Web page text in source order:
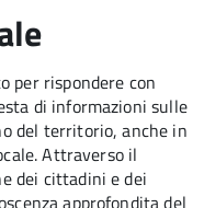
per rispondere con
di informazioni sulle
del territorio, anche in
Attraverso il
dei cittadini e dei
approfondita del